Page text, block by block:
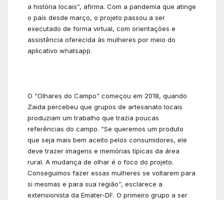
a história locais”, afirma. Com a pandemia que atinge
o país desde março, o projeto passou a ser
executado de forma virtual, com orientações e
assistência oferecida às mulheres por meio do
aplicativo whatsapp.
O “Olhares do Campo” começou em 2018, quando
Zaida percebeu que grupos de artesanato locais
produziam um trabalho que trazia poucas
referências do campo. “Se queremos um produto
que seja mais bem aceito pelos consumidores, ele
deve trazer imagens e memórias típicas da área
rural. A mudança de olhar é o foco do projeto.
Conseguimos fazer essas mulheres se voltarem para
si mesmas e para sua região”, esclarece a
extensionista da Emater-DF. O primeiro grupo a ser